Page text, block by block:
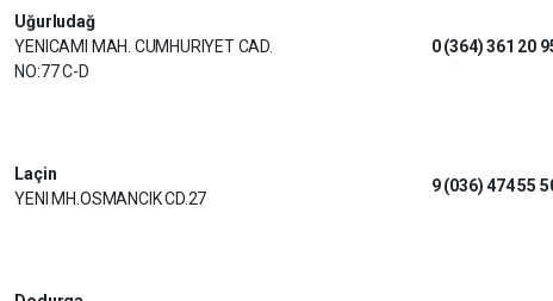
Uğurludağ
YENICAMI MAH. CUMHURIYET CAD.
NO:77 C-D
0 (364) 361 20
Laçin
YENI MH.OSMANCIK CD.27
9 (036) 474 55